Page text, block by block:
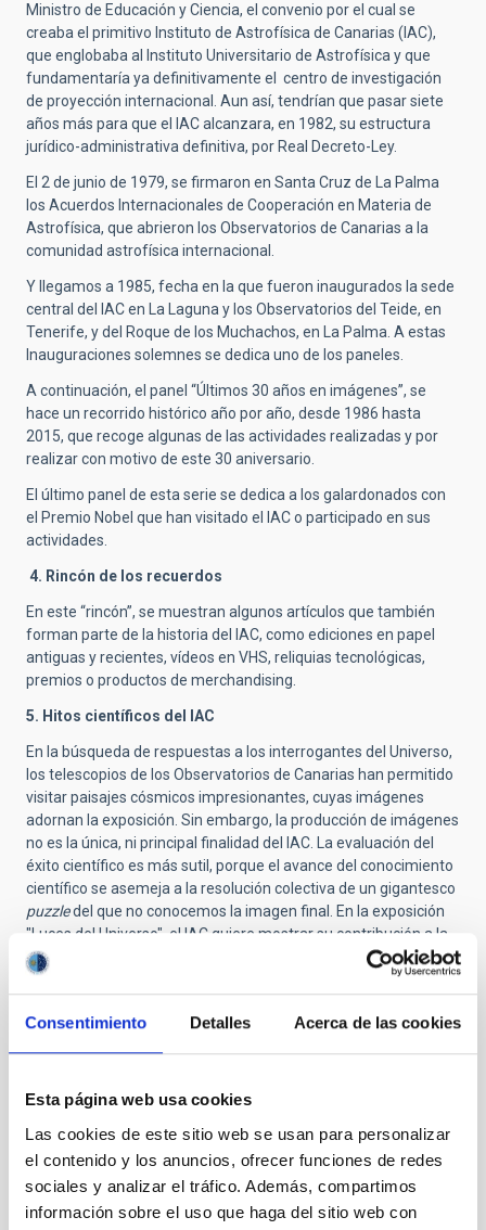
Consentimiento Detalles Acerca de las cookies
Esta página web usa cookies
Las cookies de este sitio web se usan para personalizar
el contenido y los anuncios, ofrecer funciones de redes
sociales y analizar el tráfico. Además, compartimos
información sobre el uso que haga del sitio web con
Ministro de Educación y Ciencia, el convenio por el cual se
creaba el primitivo Instituto de Astrofísica de Canarias (IAC),
que englobaba al Instituto Universitario de Astrofísica y que
fundamentaría ya definitivamente el centro de investigación
de proyección internacional. Aun así, tendrían que pasar siete
años más para que el IAC alcanzara, en 1982, su estructura
jurídico-administrativa definitiva, por Real Decreto-Ley.
El 2 de junio de 1979, se firmaron en Santa Cruz de La Palma
los Acuerdos Internacionales de Cooperación en Materia de
Astrofísica, que abrieron los Observatorios de Canarias a la
comunidad astrofísica internacional.
Y llegamos a 1985, fecha en la que fueron inaugurados la sede
central del IAC en La Laguna y los Observatorios del Teide, en
Tenerife, y del Roque de los Muchachos, en La Palma. A estas
Inauguraciones solemnes se dedica uno de los paneles.
A continuación, el panel “Últimos 30 años en imágenes”, se
hace un recorrido histórico año por año, desde 1986 hasta
2015, que recoge algunas de las actividades realizadas y por
realizar con motivo de este 30 aniversario.
El último panel de esta serie se dedica a los galardonados con
el Premio Nobel que han visitado el IAC o participado en sus
actividades.
4. Rincón de los recuerdos
En este “rincón”, se muestran algunos artículos que también
forman parte de la historia del IAC, como ediciones en papel
antiguas y recientes, vídeos en VHS, reliquias tecnológicas,
premios o productos de merchandising.
5. Hitos científicos del IAC
En la búsqueda de respuestas a los interrogantes del Universo,
los telescopios de los Observatorios de Canarias han permitido
visitar paisajes cósmicos impresionantes, cuyas imágenes
adornan la exposición. Sin embargo, la producción de imágenes
no es la única, ni principal finalidad del IAC. La evaluación del
éxito científico es más sutil, porque el avance del conocimiento
científico se asemeja a la resolución colectiva de un gigantesco
puzzledel que no conocemos la imagen final. En la exposición
"Luces del Universo", el IAC quiere mostrar su contribución a la
solución de este
, señalando algunas de las piezas más
importantes que ha conseguido colocar en estos últimos 30
pueden descubrir las piezas colocadas por el IAC mediante un
simple movimiento de su mano. Cuando finalice la itinerancia
Ciencia y el Cosmos .
Para alcanzar estos hitos científicos, el IAC ha movilizado los
esfuerzos de numeroso personal científico, ingenieril, técnico y
de administración, que ha conseguido colocar a Canarias en el
mapa de la investigación astrofísica mundial. La historia de
este centro siempre ha sido transparente y los medios de